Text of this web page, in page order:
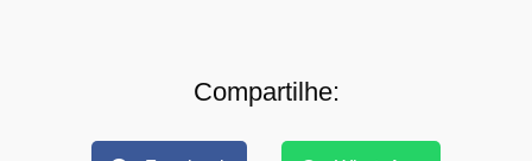
Compartilhe: